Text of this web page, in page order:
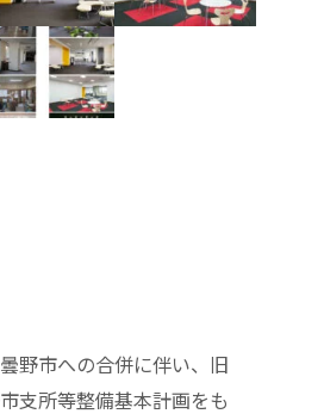
野市への合併に伴い、旧
支所等整備基本計画をも